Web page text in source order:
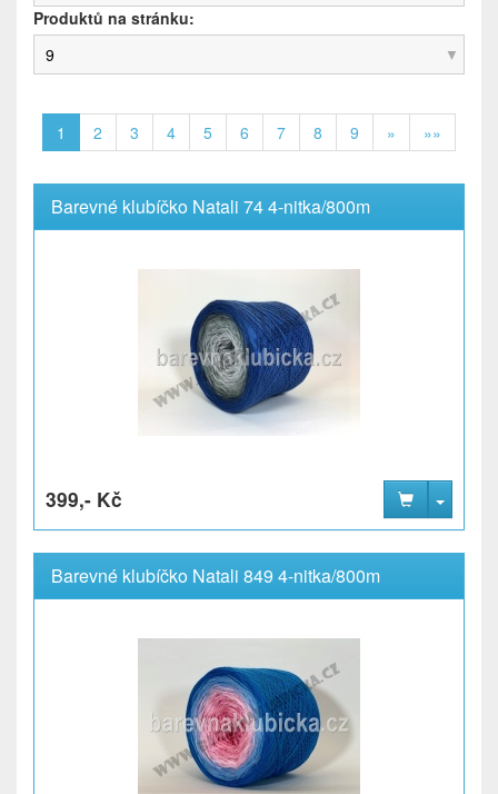
Produktů na stránku:
9
1 2 3 4 5 6 7 8 9 » »»
Barevné klubíčko Natali 74 4-nitka/800m
399,- Kč
Barevné klubíčko Natali 849 4-nitka/800m